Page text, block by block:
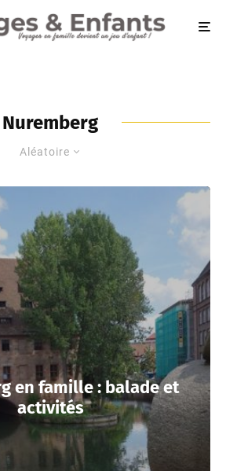
Nuremberg
Aléatoire
en famille : balade et
activités